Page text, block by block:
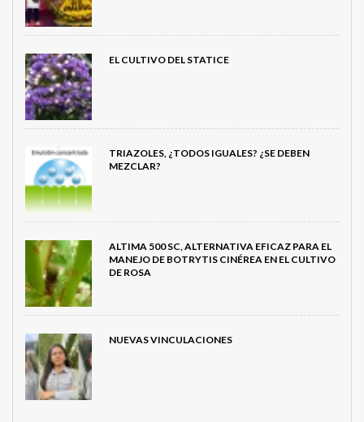
EL CULTIVO DEL STATICE
TRIAZOLES, ¿TODOS IGUALES? ¿SE DEBEN
MEZCLAR?
ALTIMA 500 SC, ALTERNATIVA EFICAZ PARA EL
MANEJO DE BOTRYTIS CINÉREA EN EL CULTIVO
DE ROSA
NUEVAS VINCULACIONES